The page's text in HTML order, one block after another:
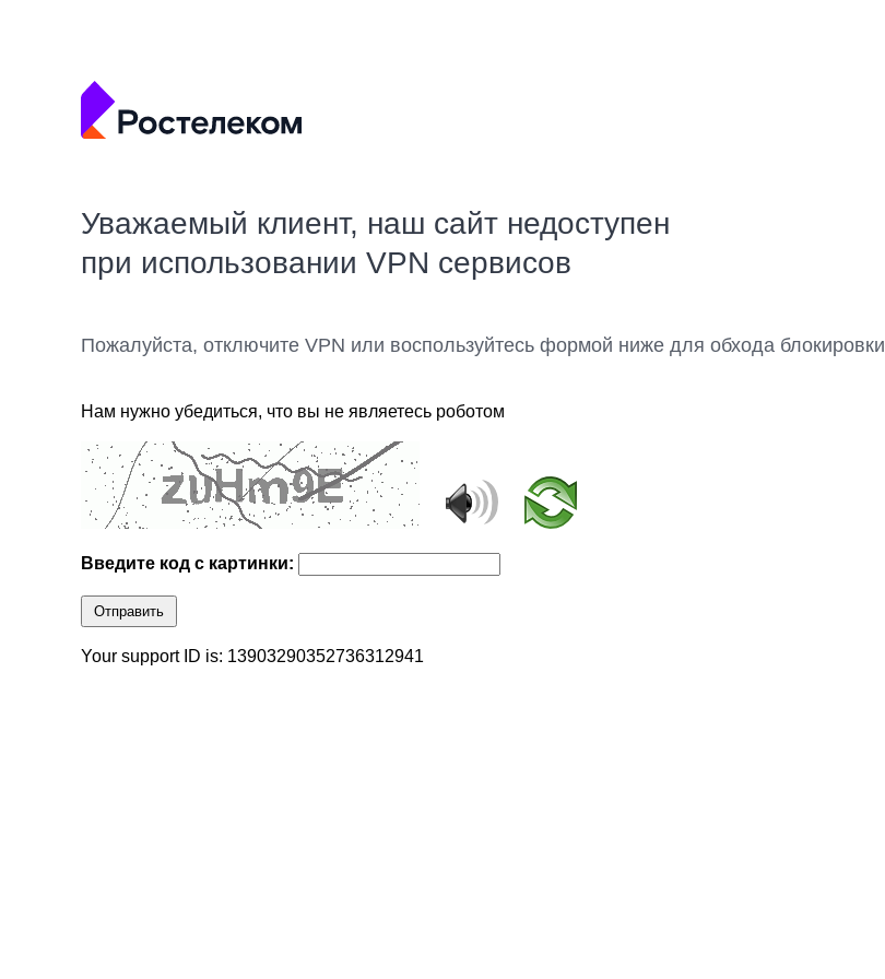
Уважаемый клиент, наш сайт недоступен
при использовании VPN сервисов
Пожалуйста, отключите VPN или воспользуйтесь формой ниже для обхода блокировки
Нам нужно убедиться, что вы не являетесь роботом
Введите код с картинки:
Отправить
Your support ID is: 13903290352736312941